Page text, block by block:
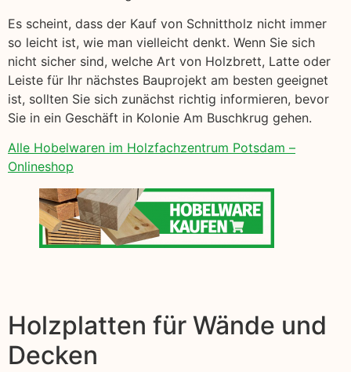
Es scheint, dass der Kauf von Schnittholz nicht immer
so leicht ist, wie man vielleicht denkt. Wenn Sie sich
nicht sicher sind, welche Art von Holzbrett, Latte oder
Leiste für Ihr nächstes Bauprojekt am besten geeignet
ist, sollten Sie sich zunächst richtig informieren, bevor
Sie in ein Geschäft in Kolonie Am Buschkrug gehen.
Alle Hobelwaren im Holzfachzentrum Potsdam –
Onlineshop
Holzplatten für Wände und
Decken